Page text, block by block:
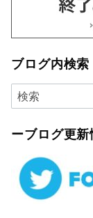
ブログ内検索
ーブログ更